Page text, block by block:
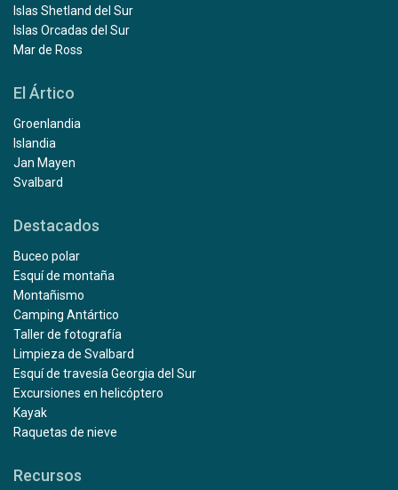
Islas Shetland del Sur
Islas Orcadas del Sur
Mar de Ross
El Ártico
Groenlandia
Islandia
Jan Mayen
Svalbard
Destacados
Buceo polar
Esquí de montaña
Montañismo
Camping Antártico
Taller de fotografía
Limpieza de Svalbard
Esquí de travesía Georgia del Sur
Excursiones en helicóptero
Kayak
Raquetas de nieve
Recursos